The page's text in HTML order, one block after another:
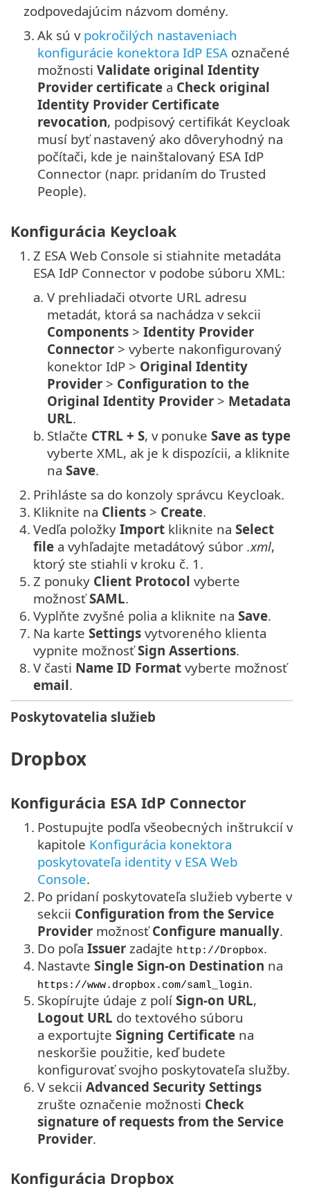
zodpovedajúcim názvom domény.
3. Ak sú v pokročilých nastaveniach
konfigurácie konektora IdP ESA označené
možnosti Validate original Identity
Provider certificate a Check original
Identity Provider Certificate
revocation, podpisový certifikát Keycloak
musí byť nastavený ako dôveryhodný na
počítači, kde je nainštalovaný ESA IdP
Connector (napr. pridaním do Trusted
People).
Konfigurácia Keycloak
1. Z ESA Web Console si stiahnite metadáta
ESA IdP Connector v podobe súboru XML:
a. V prehliadači otvorte URL adresu
metadát, ktorá sa nachádza v sekcii
Components > Identity Provider
Connector > vyberte nakonfigurovaný
konektor IdP > Original Identity
Provider > Configuration to the
Original Identity Provider > Metadata
URL.
b. Stlačte CTRL + S, v ponuke Save as type
vyberte XML, ak je k dispozícii, a kliknite
na Save.
2. Prihláste sa do konzoly správcu Keycloak.
3. Kliknite na Clients > Create.
4. Vedľa položky Import kliknite na Select
file a vyhľadajte metadátový súbor .xml,
ktorý ste stiahli v kroku č. 1.
5. Z ponuky Client Protocol vyberte
možnosťSAML.
6. Vyplňte zvyšné polia a kliknite na Save.
7. Na karte Settings vytvoreného klienta
vypnite možnosťSign Assertions.
8. V časti Name ID Format vyberte možnosť
email.
Poskytovatelia služieb
Dropbox
Konfigurácia ESA IdP Connector
1. Postupujte podľa všeobecných inštrukcií v
kapitole Konfigurácia konektora
poskytovateľa identity v ESA Web
Console.
2. Po pridaní poskytovateľa služieb vyberte v
sekcii Configuration from the Service
Provider možnosťConfigure manually.
3. Do poľa Issuer zadajte http://Dropbox.
4. Nastavte Single Sign-on Destination na
https://www.dropbox.com/saml_login.
5. Skopírujte údaje z polí Sign-on URL,
Logout URL do textového súboru
a exportujte Signing Certificate na
neskoršie použitie, keď budete
konfigurovať svojho poskytovateľa služby.
6. V sekcii Advanced Security Settings
zrušte označenie možnosti Check
signature of requests from the Service
Provider.
Konfigurácia Dropbox